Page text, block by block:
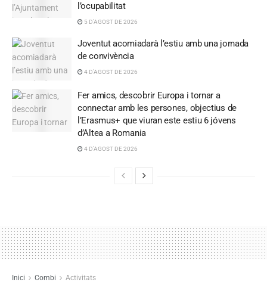
l’ocupabilitat
5 D'AGOST DE 2026
Joventut acomiadarà l’estiu amb una jornada
de convivència
4 D'AGOST DE 2026
Fer amics, descobrir Europa i tornar a
connectar amb les persones, objectius de
l’Erasmus+ que viuran este estiu 6 jóvens
d’Altea a Romania
4 D'AGOST DE 2026
Inici Combi Activitats